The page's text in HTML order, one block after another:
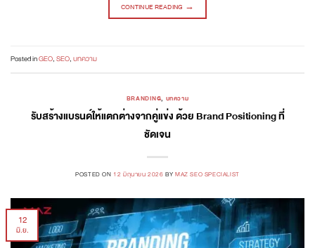
CONTINUE READING →
Posted inGEO,SEO,บทความ
BRANDING, บทความ
รับสร้างแบรนด์ให้แตกต่างจากคู่แข่ง ด้วย Brand Positioning ที่
ชัดเจน
POSTED ON12 มิถุนายน 2026 BY MAZ SEO SPECIALIST
12
มิ.ย.